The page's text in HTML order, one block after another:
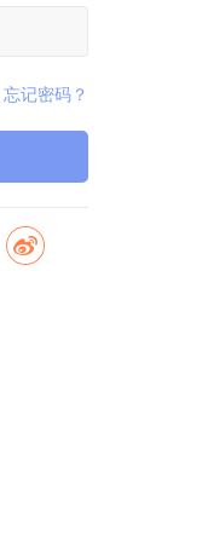
忘记密码？